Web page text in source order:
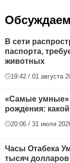
В сети
паспорта,
животных
19:42 / 01 августа
«Самые
рождения:
20:06 / 31 июля
Часы Отабека
тысяч